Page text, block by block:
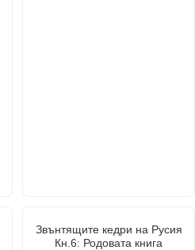
Звънтящите кедри на Русия
Кн.6: Родовата книга